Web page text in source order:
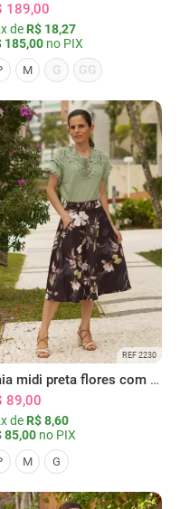
189,00
de R$ 18,27
185,00 no PIX
M G GG
REF 2230
Saia midi preta flores com bolsos
89,00
de R$ 8,60
85,00 no PIX
M G